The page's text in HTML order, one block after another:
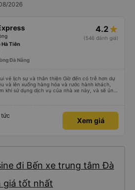
2026
4.2
(546 đánh giá)
Hà Tiên
Đà Nẵng
vẻ lịch sự và thân thiện Giờ đến có trễ hơn dự
và lên xuống hàng hóa và rước hành khách,
khi sử dụng dịch vụ của nhà xe này, và sẽ ủng
sử dụng dịch vụ của nhà xe này
Xem giá
đi Bến xe trung tâm Đà
giá tốt nhất